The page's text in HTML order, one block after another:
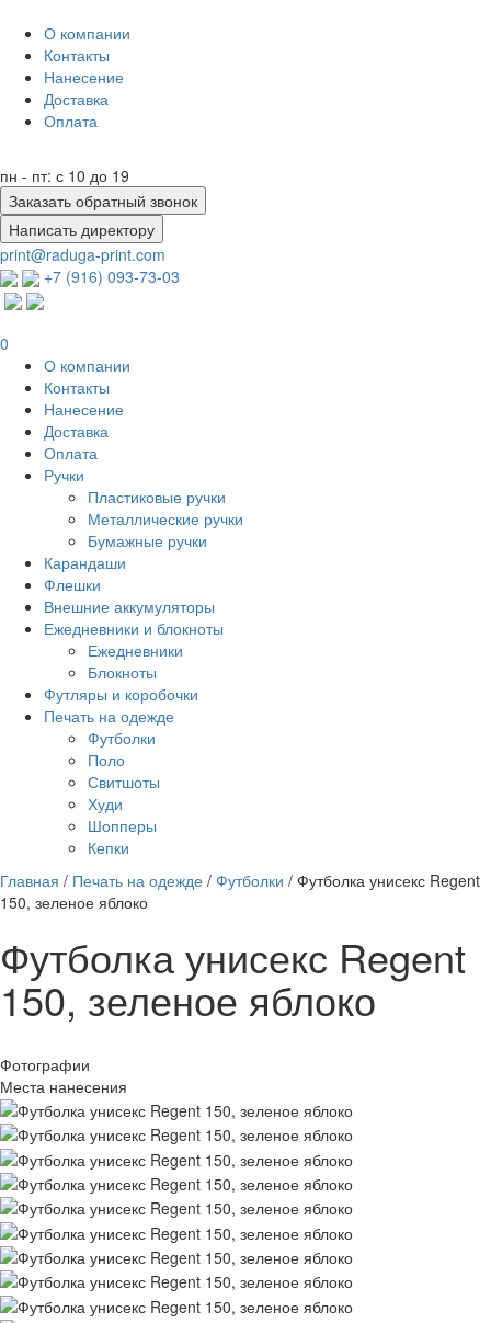
О компании
Контакты
Нанесение
Доставка
Оплата
пн - пт: с 10 до 19
Заказать обратный звонок
Написать директору
print@raduga-print.com
+7 (916) 093-73-03
0
О компании
Контакты
Нанесение
Доставка
Оплата
Ручки
Пластиковые ручки
Металлические ручки
Бумажные ручки
Карандаши
Флешки
Внешние аккумуляторы
Ежедневники и блокноты
Ежедневники
Блокноты
Футляры и коробочки
Печать на одежде
Футболки
Поло
Свитшоты
Худи
Шопперы
Кепки
Главная / Печать на одежде / Футболки / Футболка унисекс Regent
150, зеленое яблоко
Футболка унисекс Regent
150, зеленое яблоко
Фотографии
Места нанесения